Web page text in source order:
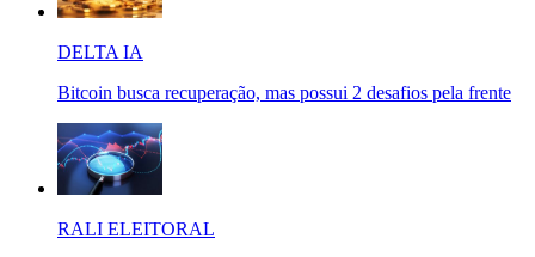
DELTA IA
Bitcoin busca recuperação, mas possui 2 desafios pela frente
RALI ELEITORAL